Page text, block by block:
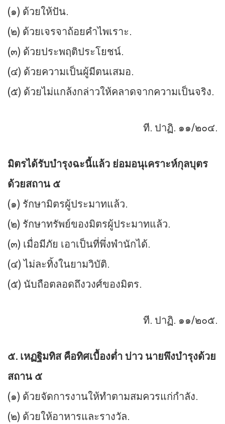
(๑) ด้วยให้ปัน.
(๒) ด้วยเจรจาถ้อยคำไพเราะ.
(๓) ด้วยประพฤติประโยชน์.
(๔) ด้วยความเป็นผู้มีตนเสมอ.
(๕) ด้วยไม่แกล้งกล่าวให้คลาดจากความเป็นจริง.
ที. ปาฏิ. ๑๑/๒๐๔.
มิตรได้รับบำรุงฉะนี้แล้ว ย่อมอนุเคราะห์กุลบุตร
ด้วยสถาน ๕
(๑) รักษามิตรผู้ประมาทแล้ว.
(๒) รักษาทรัพย์ของมิตรผู้ประมาทแล้ว.
(๓) เมื่อมีภัย เอาเป็นที่พึ่งพำนักได้.
(๔) ไม่ละทิ้งในยามวิบัติ.
(๕) นับถือตลอดถึงวงศ์ของมิตร.
ที. ปาฏิ. ๑๑/๒๐๕.
๕. เหฏฐิมทิส คือทิศเบื้องต่ำ บ่าว นายพึงบำรุงด้วย
สถาน ๕
(๑) ด้วยจัดการงานให้ทำตามสมควรแก่กำลัง.
(๒) ด้วยให้อาหารและรางวัล.